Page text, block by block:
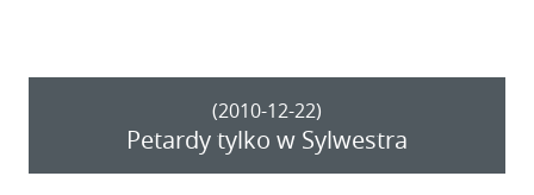
(2010-12-22)
Petardy tylko w Sylwestra